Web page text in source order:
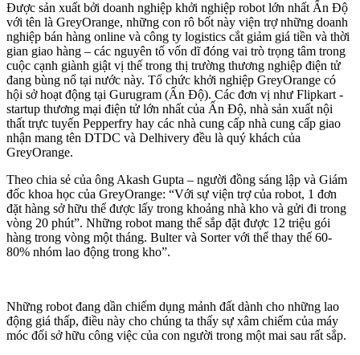
Được sản xuất bởi doanh nghiệp khởi nghiệp robot lớn nhất Ấn Độ
với tên là GreyOrange, những con rô bốt này viện trợ những doanh
nghiệp bán hàng online và công ty logistics cắt giảm giá tiền và thời
gian giao hàng – các nguyên tố vốn dĩ đóng vai trò trọng tâm trong
cuộc cạnh giành giật vị thế trong thị trường thương nghiệp điện tử
đang bùng nổ tại nước này. Tổ chức khởi nghiệp GreyOrange có
hội sở hoạt động tại Gurugram (Ấn Độ). Các đơn vị như Flipkart -
startup thương mại điện tử lớn nhất của Ấn Độ, nhà sản xuất nội
thất trực tuyến Pepperfry hay các nhà cung cấp nhà cung cấp giao
nhận mang tên DTDC và Delhivery đều là quý khách của
GreyOrange.
Theo chia sẻ của ông Akash Gupta – người đồng sáng lập và Giám
đốc khoa học của GreyOrange: “Với sự viện trợ của robot, 1 đơn
đặt hàng sở hữu thể được lấy trong khoảng nhà kho và gửi đi trong
vòng 20 phút”. Những robot mang thể sắp đặt được 12 triệu gói
hàng trong vòng một tháng. Bulter và Sorter với thể thay thế 60-
80% nhóm lao động trong kho”.
Những robot đang dần chiếm dụng mảnh đất dành cho những lao
động giá thấp, điều này cho chúng ta thấy sự xâm chiếm của máy
móc đối sở hữu công việc của con người trong một mai sau rất sắp.